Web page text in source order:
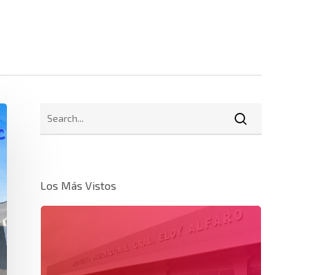
Los Más Vistos